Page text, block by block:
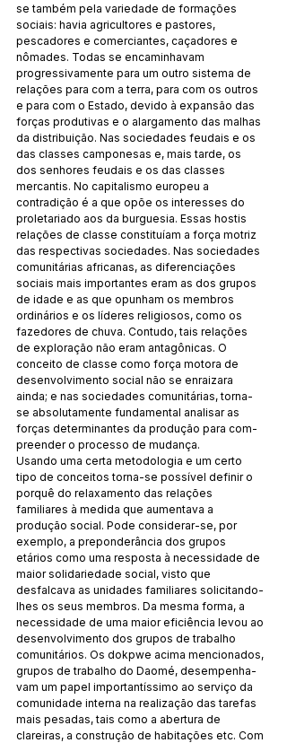
se também pela variedade de formações
sociais: havia agricultores e pastores,
pescadores e comerciantes, caçado­res e
nômades. Todas se encaminhavam
progressivamente para um outro sistema de
relações para com a terra, para com os outros
e para com o Estado, devido à expansão das
forças produtivas e o alargamento das malhas
da distribuição. Nas sociedades feudais e os
das classes camponesas e, mais tarde, os
dos senhores feudais e os das classes
mercantis. No capi­talismo europeu a
contradição é a que opõe os interesses do
proletariado aos da burguesia. Essas hostis
relações de classe constituíam a força motriz
das respectivas sociedades. Nas sociedades
comunitárias africanas, as diferenciações
sociais mais importantes eram as dos grupos
de idade e as que opu­nham os membros
ordinários e os líderes religiosos, como os
fazedores de chuva. Contudo, tais relações
de exploração não eram antagônicas. O
conceito de classe como força mo­tora de
desenvolvimento social não se enraizara
ainda; e nas so­cie­da­des comunitárias, torna-
se absolutamente fundamen­tal anali­sar as
forças determinantes da produção para com­
pre­ender o processo de mudança.
Usando uma certa metodologia e um certo
tipo de con­ceitos torna-se possível definir o
porquê do relaxamento das relações
familiares à medida que aumentava a
produção so­cial. Pode considerar-se, por
exemplo, a preponderância dos grupos
etários como uma resposta à necessidade de
maior solidariedade social, visto que
desfalcava as unidades famili­ares solicitando-
lhes os seus membros. Da mesma forma, a
necessidade de uma maior eficiência levou ao
desenvolvi­men­to dos grupos de trabalho
comunitários. Os dokpwe acima men­cionados,
grupos de trabalho do Daomé, desempenha­
vam um papel importantíssimo ao serviço da
comunidade in­terna na realização das tarefas
mais pesadas, tais como a abertura de
clareiras, a construção de habitações etc. Com